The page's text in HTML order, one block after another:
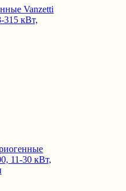
Vanzetti
315 кВт,